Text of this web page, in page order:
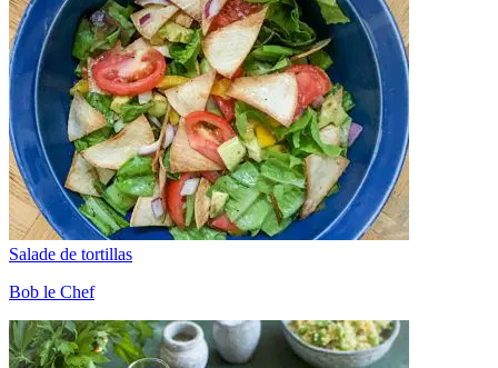
Salade de tortillas
Bob le Chef